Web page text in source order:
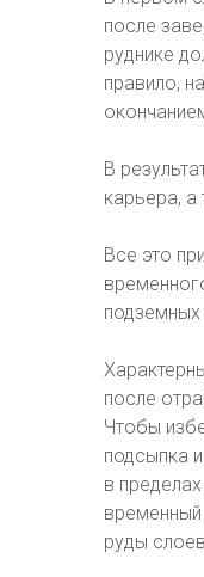
после
руднике
правило,
В
карьера,
Все это
после
Чтобы
подсыпка
в
руды